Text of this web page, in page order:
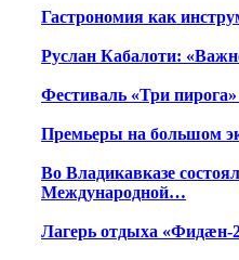
Гастрономия как
Руслан Кабалоти:
Фестиваль «Три
Премьеры на большом
Во Владикавказе
Международной…
Лагерь отдыха «Фидæн-